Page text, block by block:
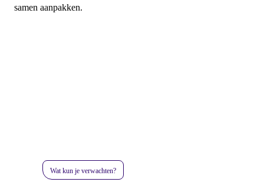
samen aanpakken.
Wat kun je verwachten?